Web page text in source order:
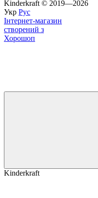
Kinderkraft © 2019—2026
Укр Рус
Інтернет-магазин
створений з
Хорошоп
Kinderkraft